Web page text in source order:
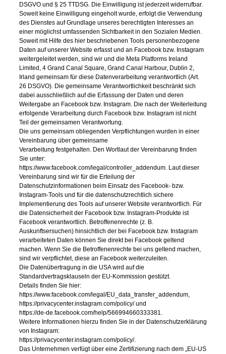
DSGVO und § 25 TTDSG. Die Einwilligung ist jederzeit widerrufbar.
Soweit keine Einwilligung eingeholt wurde, erfolgt die Verwendung
des Dienstes auf Grundlage unseres berechtigten Interesses an
einer möglichst umfassenden Sichtbarkeit in den Sozialen Medien.
Soweit mit Hilfe des hier beschriebenen Tools personenbezogene
Daten auf unserer Website erfasst und an Facebook bzw. Instagram
weitergeleitet werden, sind wir und die Meta Platforms Ireland
Limited, 4 Grand Canal Square, Grand Canal Harbour, Dublin 2,
Irland gemeinsam für diese Datenverarbeitung verantwortlich (Art.
26 DSGVO). Die gemeinsame Verantwortlichkeit beschränkt sich
dabei ausschließlich auf die Erfassung der Daten und deren
Weitergabe an Facebook bzw. Instagram. Die nach der Weiterleitung
erfolgende Verarbeitung durch Facebook bzw. Instagram ist nicht
Teil der gemeinsamen Verantwortung.
Die uns gemeinsam obliegenden Verpflichtungen wurden in einer
Vereinbarung über gemeinsame
Verarbeitung festgehalten. Den Wortlaut der Vereinbarung finden
Sie unter:
https://www.facebook.com/legal/controller_addendum. Laut dieser
Vereinbarung sind wir für die Erteilung der
Datenschutzinformationen beim Einsatz des Facebook- bzw.
Instagram-Tools und für die datenschutzrechtlich sichere
Implementierung des Tools auf unserer Website verantwortlich. Für
die Datensicherheit der Facebook bzw. Instagram-Produkte ist
Facebook verantwortlich. Betroffenenrechte (z. B.
Auskunftsersuchen) hinsichtlich der bei Facebook bzw. Instagram
verarbeiteten Daten können Sie direkt bei Facebook geltend
machen. Wenn Sie die Betroffenenrechte bei uns geltend machen,
sind wir verpflichtet, diese an Facebook weiterzuleiten.
Die Datenübertragung in die USA wird auf die
Standardvertragsklauseln der EU-Kommission gestützt.
Details finden Sie hier:
https://www.facebook.com/legal/EU_data_transfer_addendum,
https://privacycenter.instagram.com/policy/ und
https://de-de.facebook.com/help/566994660333381.
Weitere Informationen hierzu finden Sie in der Datenschutzerklärung
von Instagram:
https://privacycenter.instagram.com/policy/.
Das Unternehmen verfügt über eine Zertifizierung nach dem „EU-US